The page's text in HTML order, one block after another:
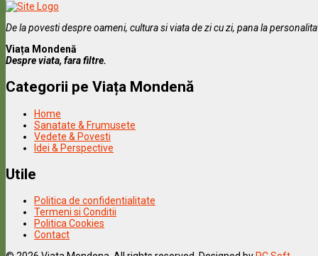
De la povesti despre oameni, cultura si viata de zi cu zi, pana la
Viața Mondenă
Despre viata, fara filtre.
Categorii pe Viața Mondenă
Home
Sanatate & Frumusete
Vedete & Povesti
Idei & Perspective
Utile
Politica de confidentialitate
Termeni si Conditii
Politica Cookies
Contact